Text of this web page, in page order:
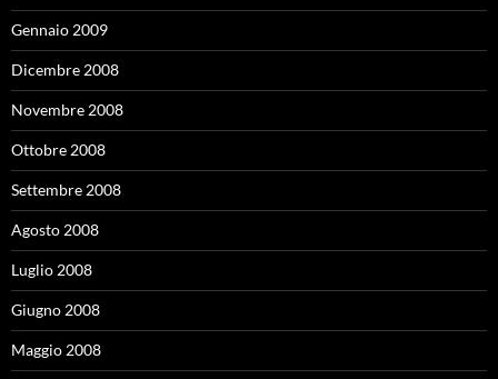
Gennaio 2009
Dicembre 2008
Novembre 2008
Ottobre 2008
Settembre 2008
Agosto 2008
Luglio 2008
Giugno 2008
Maggio 2008